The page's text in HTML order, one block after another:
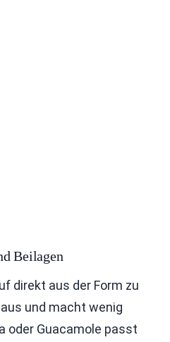
Beilagen
direkt aus der Form zu
und macht wenig
oder Guacamole passt